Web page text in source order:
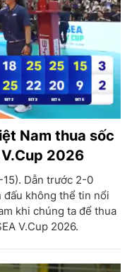
Nam thua sốc
2026
Dẫn trước 2-0
không thể tin nổi
khi chúng ta để thua
V.Cup 2026.